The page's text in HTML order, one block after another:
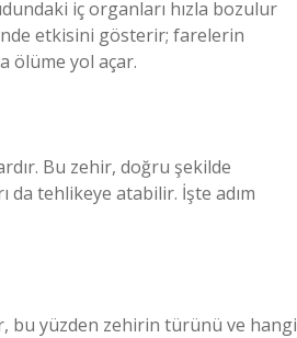
iç organları hızla bozulur
etkisini gösterir; farelerin
ölüme yol açar.
Bu zehir, doğru şekilde
da tehlikeye atabilir. İşte adım
bu yüzden zehirin türünü ve hangi